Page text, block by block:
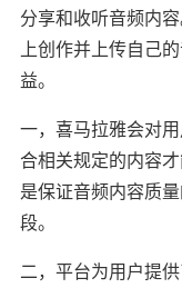
分享和收听音频内
上创作并上传自己
益。
一，喜马拉雅会对
合相关规定的内容
是保证音频内容质
段。
二，平台为用户提